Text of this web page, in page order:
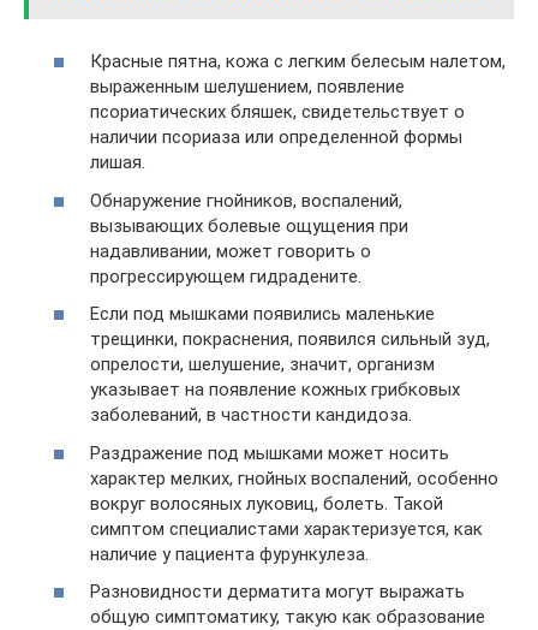
Красные пятна, кожа с легким белесым налетом,
выраженным шелушением, появление
псориатических бляшек, свидетельствует о
наличии псориаза или определенной формы
лишая.
Обнаружение гнойников, воспалений,
вызывающих болевые ощущения при
надавливании, может говорить о
прогрессирующем гидрадените.
Если под мышками появились маленькие
трещинки, покраснения, появился сильный зуд,
опрелости, шелушение, значит, организм
указывает на появление кожных грибковых
заболеваний, в частности кандидоза.
Раздражение под мышками может носить
характер мелких, гнойных воспалений, особенно
вокруг волосяных луковиц, болеть. Такой
симптом специалистами характеризуется, как
наличие у пациента фурункулеза.
Разновидности дерматита могут выражать
общую симптоматику, такую как образование